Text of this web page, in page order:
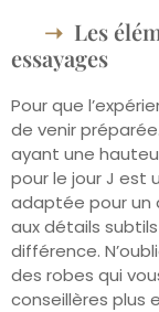
Les
essayages
Pour que
de venir
ayant une
pour le jour J est
adaptée pour un
aux détails
différence.
des robes qui
conseillères plus